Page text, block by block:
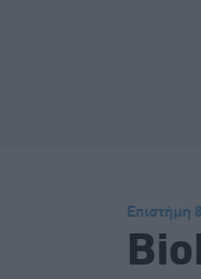
Επιστήμη